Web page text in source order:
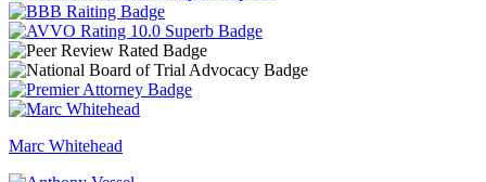
Marc Whitehead